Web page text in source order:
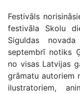
Festivāls
festivāla Skolu
Siguldas
septembrī notiks
no visas Latvijas
grāmatu autoriem
ilustratoriem,